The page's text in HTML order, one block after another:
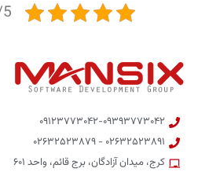
5/5 -
۰۹۱۲۳۷۷۳۰۴۲-۰۹۳۹۳۷۷۳۰۴۲
۰۲۶۳۲۵۲۳۸۹۱ - ۰۲۶۳۲۵۲۳۸۷۹
کرج، میدان آزادگان، برج قائم، واحد ۶۰۱